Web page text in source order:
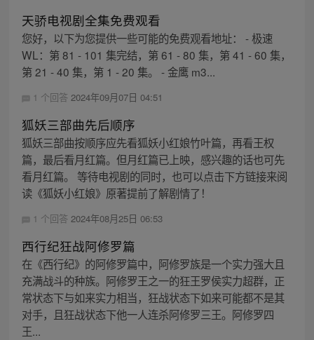
天骄电视剧全集免费观看
您好，以下为您提供一些可能的免费观看地址： - 极速
WL：第 81 - 101 集完结，第 61 - 80 集，第 41 - 60 集，
第 21 - 40 集，第 1 - 20 集。 - 金鹰 m3...
1 个回答 2024年09月07日 04:51
狐妖三部曲先后顺序
狐妖三部曲按顺序应先看狐妖小红娘竹叶篇，再看王权
篇，最后看月红篇。但月红篇已上映，感兴趣的话也可先
看月红篇。 等待电视剧的同时，也可以点击下方链接来阅
读《狐妖小红娘》原著提前了解剧情了！
1 个回答 2024年08月25日 06:53
西行纪狂战阿修罗篇
在《西行纪》的阿修罗篇中，阿修罗族是一个实力强大且
充满战斗的种族。阿修罗王之一的狂王罗侯实力超群，正
常状态下与如来实力相当，狂战状态下如来可能都不是其
对手，且狂战状态下他一人连杀阿修罗三王。阿修罗四
王...